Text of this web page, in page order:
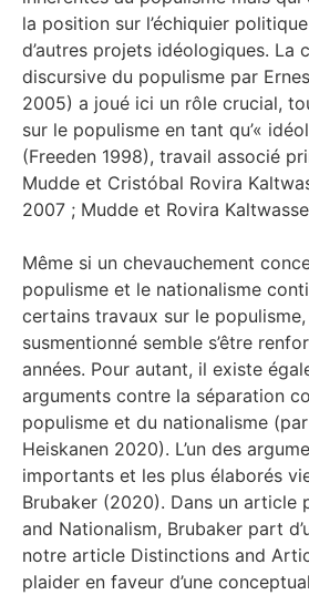
la position sur l’échiquier
d’autres projets idéologiques. La
discursive du populisme par
2005) a joué ici un rôle crucial,
sur le populisme en tant qu’«
(Freeden 1998), travail associé
Mudde et Cristóbal Rovira
2007 ; Mudde et Rovira
Même si un chevauchement
populisme et le nationalisme
certains travaux sur le
susmentionné semble s’être
années. Pour autant, il existe
arguments contre la séparation
populisme et du nationalisme
Heiskanen 2020). L’un des
importants et les plus élaborés
Brubaker (2020). Dans un article
and Nationalism, Brubaker part
notre article Distinctions and
plaider en faveur d’une